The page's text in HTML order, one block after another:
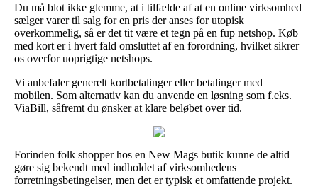
Du må blot ikke glemme, at i tilfælde af at en online virksomhed
sælger varer til salg for en pris der anses for utopisk
overkommelig, så er det tit være et tegn på en fup netshop. Køb
med kort er i hvert fald omsluttet af en forordning, hvilket sikrer
os overfor uoprigtige netshops.
Vi anbefaler generelt kortbetalinger eller betalinger med
mobilen. Som alternativ kan du anvende en løsning som f.eks.
ViaBill, såfremt du ønsker at klare beløbet over tid.
Forinden folk shopper hos en New Mags butik kunne de altid
gøre sig bekendt med indholdet af virksomhedens
forretningsbetingelser, men det er typisk et omfattende projekt.